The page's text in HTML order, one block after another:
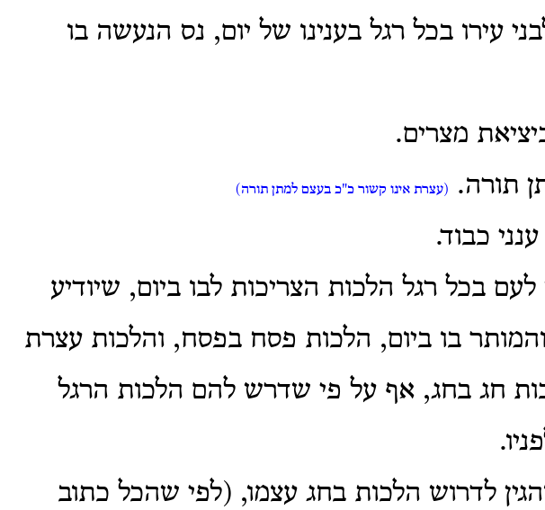
עירו בכל רגל בענינו של יום, נס הנעשה בו
מצרים.
תורה.
(עצרת אינו קשור כ"כ בעצם למתן תורה)
כבוד.
לעם בכל רגל הלכות הצריכות לבו ביום, שיודיע
בו ביום, הלכות פסח בפסח, והלכות עצרת
חג בחג, אף על פי שדרש להם הלכות הרגל
לדרוש הלכות בחג עצמו, (לפי שהכל כתוב